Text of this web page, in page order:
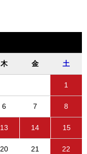
木 金 土
1
6 7 8
13 14 15
20 21 22